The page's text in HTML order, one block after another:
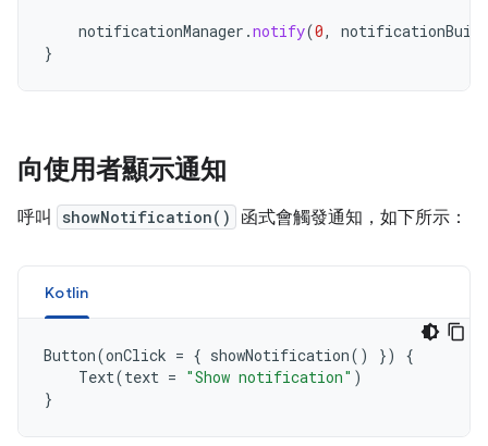
notificationManager .notify(0,
}
向使用者顯示通知
呼叫 showNotification() 函式會觸發通知，如下所示：
Kotlin
Button(onClick = { showNotification() })
{
Text(text = "Show notification" )
}